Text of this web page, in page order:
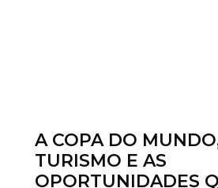
A COPA DO
TURISMO E AS
OPORTUNIDADES